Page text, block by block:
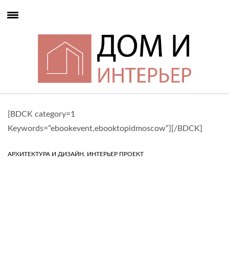
[BDCK category=1
Keywords=”ebookevent,ebooktopidmoscow”][/BDCK]
АРХИТЕКТУРА И ДИЗАЙН, ИНТЕРЬЕР ПРОЕКТ